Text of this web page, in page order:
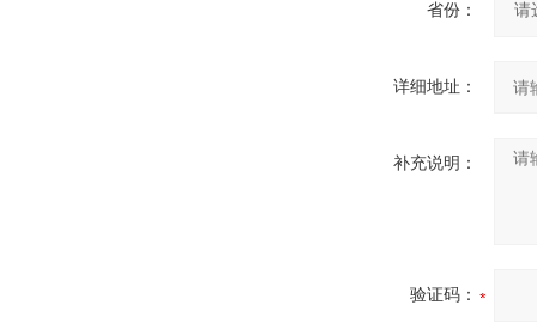
省份：
详细地址：
补充说明：
验证码：